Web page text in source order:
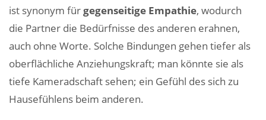
ist synonym fürgegenseitige Empathie, wodurch
die Partner die Bedürfnisse des anderen erahnen,
auch ohne Worte. Solche Bindungen gehen tiefer als
oberflächliche Anziehungskraft; man könnte sie als
tiefe Kameradschaft sehen; ein Gefühl des sich zu
Hausefühlens beim anderen.